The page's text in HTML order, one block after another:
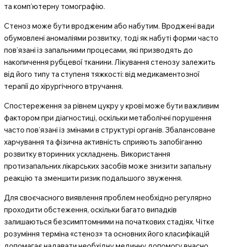
та комп’ютерну томографію.
Стеноз може бути вродженим або набутим. Вроджені вади
обумовлені аномаліями розвитку, тоді як набуті форми часто
пов’язані із запальними процесами, які призводять до
накопичення рубцевої тканини. Лікування стенозу залежить
від його типу та ступеня тяжкості: від медикаментозної
терапії до хірургічного втручання.
Спостереження за рівнем цукру у крові може бути важливим
фактором при діагностиці, оскільки метаболічні порушення
часто пов’язані із змінами в структурі органів. Збалансоване
харчування та фізична активність сприяють запобіганню
розвитку вторинних ускладнень. Використання
протизапальних лікарських засобів може знизити запальну
реакцію та зменшити ризик подальшого звуження.
Для своєчасного виявлення проблем необхідно регулярно
проходити обстеження, оскільки багато випадків
залишаються безсимптомними на початкових стадіях. Чітке
розуміння терміна «стеноз» та основних його класифікацій